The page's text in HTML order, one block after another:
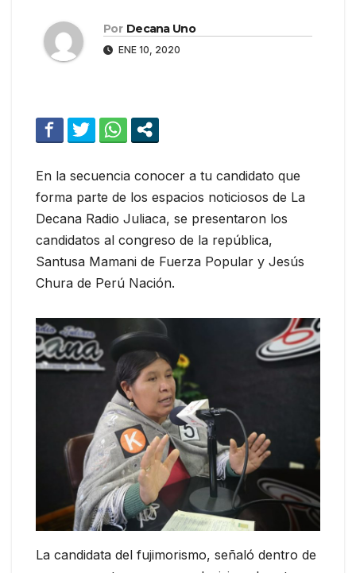
Por Decana Uno
ENE 10, 2020
En la secuencia conocer a tu candidato que
forma parte de los espacios noticiosos de La
Decana Radio Juliaca, se presentaron los
candidatos al congreso de la república,
Santusa Mamani de Fuerza Popular y Jesús
Chura de Perú Nación.
La candidata del fujimorismo, señaló dentro de